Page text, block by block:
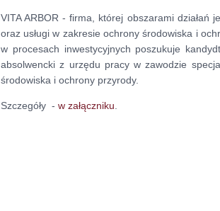
VITA ARBOR - firma, której obszarami działań
oraz usługi w zakresie ochrony środowiska i
w procesach inwestycyjnych poszukuje
absolwencki z urzędu pracy w zawodzie
środowiska i ochrony przyrody.
Szczegóły - w załączniku.